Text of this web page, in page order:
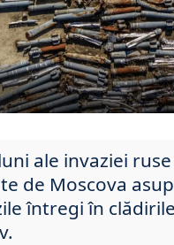
ale invaziei
de Moscova
întregi în